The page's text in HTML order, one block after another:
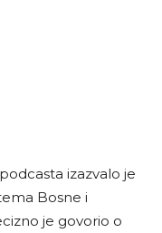
izazvalo je
Bosne i
je govorio o